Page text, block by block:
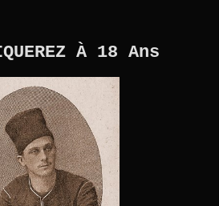
À 18 Ans